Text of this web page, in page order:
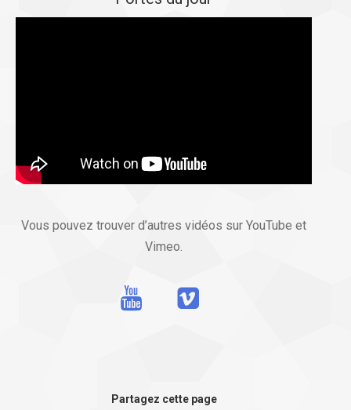
Vous pouvez trouver d’autres vidéos sur YouTube et
Vimeo.
Partagez cette page